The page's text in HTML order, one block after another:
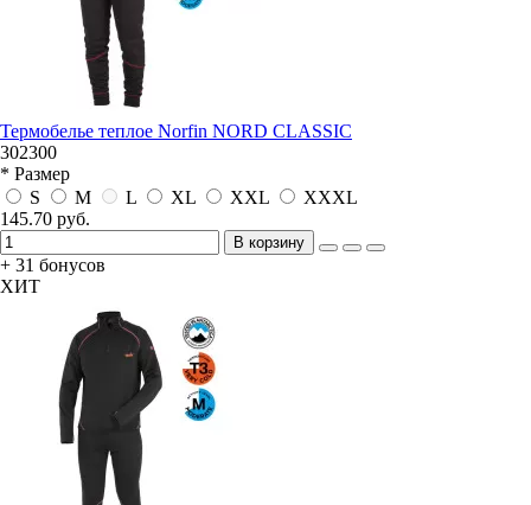
Термобелье теплое Norfin NORD CLASSIC
302300
* Размер
S
M L XL XXL
XXXL
145.70 руб.
В корзину
+ 31 бонусов
ХИТ